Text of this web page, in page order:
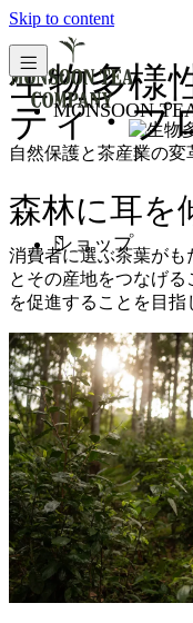
Skip to content
MONSOON
ショップ
生物多様
ティ・プ
自然保護と茶産業の変
森林に耳を
消費者に選ぶ茶葉が
とその産地をつなげ
を促進することを目指